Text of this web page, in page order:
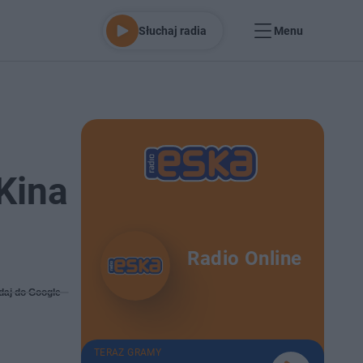
Słuchaj radia Menu
do Google
Radio Online
TERAZ GRAMY